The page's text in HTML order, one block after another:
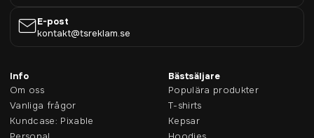
E-post
kontakt@tsreklam.se
Info
Om oss
Vanliga frågor
Kundcase: Pixable
Bästsäljare
Populära produkter
T-shirts
Kepsar